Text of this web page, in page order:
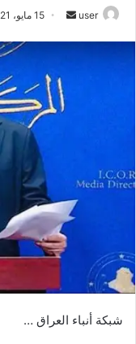
user
أرسل 15 مايو، 2021
شبكة أنباء العراق …